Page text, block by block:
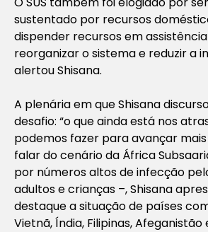
sustentado por recursos
dispender recursos em
reorganizar o sistema e reduzir a
alertou Shisana.
A plenária em que Shisana
desafio: “o que ainda está nos
podemos fazer para avançar
falar do cenário da África
por números altos de infecção
adultos e crianças –, Shisana
destaque a situação de países
Vietnã, Índia, Filipinas, Afeganistão